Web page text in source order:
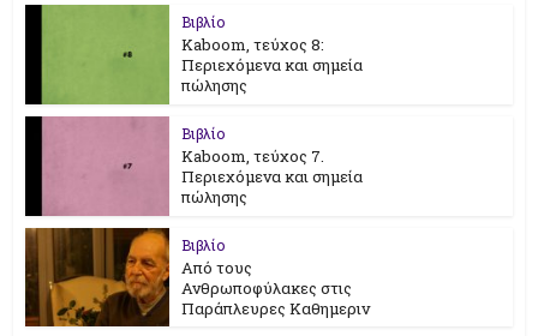
Βιβλίο
Kaboom, τεύχος 8:
Περιεχόμενα και σημεία
πώλησης
Βιβλίο
Kaboom, τεύχος 7.
Περιεχόμενα και σημεία
πώλησης
Βιβλίο
Από τους
Ανθρωποφύλακες στις
Παράπλευρες Καθημεριν